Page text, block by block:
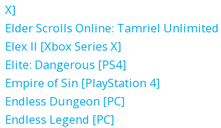
X]
Elder Scrolls Online: Tamriel Unlimited
Elex II [Xbox Series X]
Elite: Dangerous [PS4]
Empire of Sin [PlayStation 4]
Endless Dungeon [PC]
Endless Legend [PC]